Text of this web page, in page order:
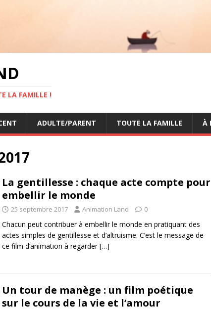
LA FAMILLE !
ADULTE/PARENT TOUTE LA FAMILLE À
La gentillesse : chaque acte compte pour
embellir le monde
25 septembre 2017 Animation Land 0
Chacun peut contribuer à embellir le monde en pratiquant des
actes simples de gentillesse et d’altruisme. C’est le message de
ce film d’animation à regarder[…]
Un tour de manège : un film poétique
sur le cours de la vie et l’amour